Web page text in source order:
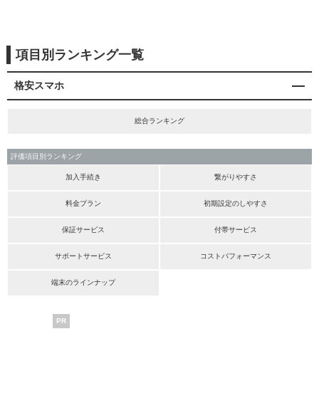
項目別ランキング一覧
格安スマホ
総合ランキング
評価項目別ランキング
加入手続き 繋がりやすさ
料金プラン 初期設定のしやすさ
保証サービス 付帯サービス
サポートサービス コストパフォーマンス
端末のラインナップ
PR